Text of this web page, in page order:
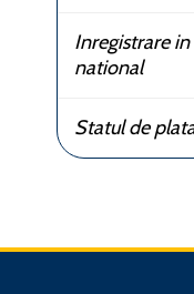
Inregistrare
national
Statul de